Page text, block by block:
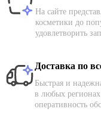
На сайте
косметики до
удовлетворить
Доставка по
Быстрая и
в любых регионах
оперативность